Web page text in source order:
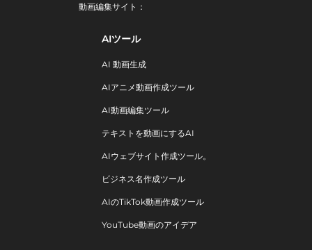
動画編集サイト：
AIツール
AI 動画生成
AIアニメ動画作成ツール
AI動画編集ツール
テキストを動画にするAI
AIウェブサイト作成ツール。
ビジネス名作成ツール
AIのTikTok動画作成ツール
YouTube動画のアイデア